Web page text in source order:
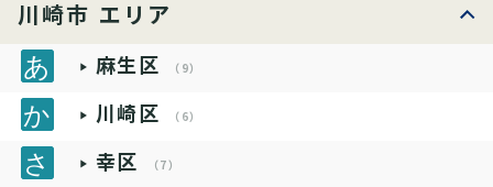
川崎市 エリア
麻生区 （9）
川崎区 （6）
幸区 （7）